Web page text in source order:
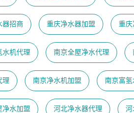
器招商 重庆净水器加盟 重庆
水机代理 南京全屋净水代理
理 南京净水机加盟 南京富氢
净水加盟 河北净水器代理 河